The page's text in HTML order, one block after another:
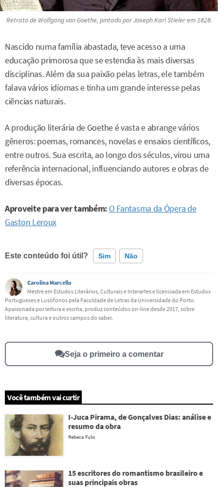
Retrato de Wolfgang von Goethe, pintado por Joseph Karl Stieler em 1828.
Nascido numa família abastada, teve acesso a uma
educação primorosa que se estendia às mais diversas
disciplinas. Além da sua paixão pelas letras, ele também
falava vários idiomas e tinha um grande interesse pelas
ciências naturais.
A produção literária de Goethe é vasta e abrange vários
gêneros: poemas, romances, novelas e ensaios científicos,
entre outros. Sua escrita, ao longo dos séculos, virou uma
referência internacional, influenciando autores e obras de
diversas épocas.
Aproveite para ver também: O Fantasma da Ópera de
Gaston Leroux
Este conteúdo foi útil? Sim Não
Este conteúdo contém informação incorreta
Este conteúdo não tem a informação que procuro
Carolina Marcello
Mestre em Estudos Literários, Culturais e Interartes e licenciada em Estudos
Portugueses e Lusófonos pela Faculdade de Letras da Universidade do Porto.
Apaixonada por leitura e escrita, produz conteúdos on-line desde 2017, sobre
literatura, cultura e outros campos do saber.
Seja o primeiro a comentar
Você também vai curtir
I-Juca Pirama, de Gonçalves Dias: análise e
resumo da obra
Rebeca Fuks
15 escritores do romantismo brasileiro e
suas principais obras